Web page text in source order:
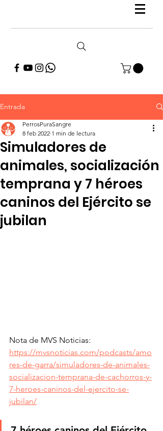
Entrada
Simuladores de
animales, socialización
temprana y 7 héroes
caninos del Ejército se
jubilan
PerrosPuraSangre
8 feb 2022 1 min de lectura
Nota de MVS Noticias:
https://mvsnoticias.com/podcasts/amo
res-de-garra/simuladores-de-animales-
socializacion-temprana-de-cachorros-y-
7-heroes-caninos-del-ejercito-se-
jubilan/